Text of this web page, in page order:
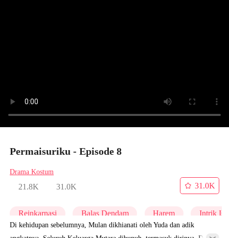
Permaisuriku - Episode 8
Drama Kostum
21.8K 31.0K
31.0K
Reinkarnasi Balas Dendam Harem Intrik
Di kehidupan sebelumnya, Mulan dikhianati oleh Yuda dan adik